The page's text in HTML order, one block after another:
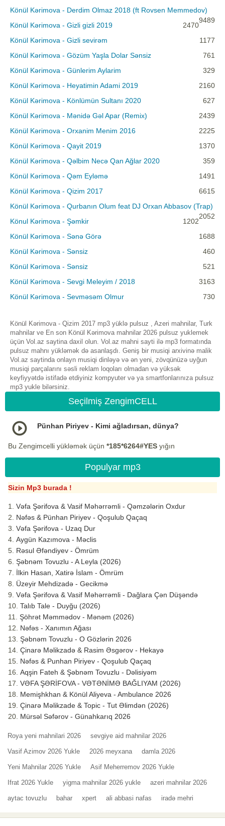
Könül Kərimova - Derdim Olmaz 2018 (ft Rovsen Memmedov)
9489
Könül Kərimova - Gizli gizli 2019
2470
Könül Kərimova - Gizli sevirəm
1177
Könül Kərimova - Gözüm Yaşla Dolar Sənsiz
761
Könül Kərimova - Günlerim Aylarim
329
Könül Kərimova - Heyatimin Adami 2019
2160
Könül Kərimova - Könlümün Sultanı 2020
627
Könül Kərimova - Mənidə Gəl Apar (Remix)
2439
Könül Kərimova - Orxanim Menim 2016
2225
Könül Kərimova - Qayit 2019
1370
Könül Kərimova - Qəlbim Necə Qan Ağlar 2020
359
Könül Kərimova - Qəm Eyləmə
1491
Könül Kərimova - Qizim 2017
6615
Könül Kərimova - Qurbanın Olum feat DJ Orxan Abbasov (Trap)
2052
Könul Kərimova - Şəmkir
1202
Könül Kərimova - Sənə Görə
1688
Könül Kərimova - Sənsiz
460
Könül Kərimova - Sənsiz
521
Könül Kərimova - Sevgi Meleyim / 2018
3163
Könül Kərimova - Sevməsəm Olmur
730
Könül Kərimova - Qizim 2017 mp3 yüklə pulsuz , Azeri mahnilar, Turk
mahnilar ve En son Könül Kərimova mahnilar 2026 pulsuz yuklemek
üçün Vol.az saytina daxil olun. Vol.az mahni sayti ilə mp3 formatında
pulsuz mahnı yükləmək də asanlaşdı. Geniş bir musiqi arxivinə malik
Vol.az saytinda onlayn musiqi dinləyə və ən yeni, zövqünüzə uyğun
musiqi parçalarını səsli reklam loqoları olmadan və yüksək
keyfiyyətdə istifadə etdiyiniz kompyuter və ya smartfonlarınıza pulsuz
mp3 yukle bilərsiniz.
Seçilmiş ZengimCELL
Pünhan Piriyev - Kimi ağladırsan, dünya?
Bu Zengimcelli yükləmək üçün *185*6264#YES yığın
Populyar mp3
Sizin Mp3 burada !
Vəfa Şərifova & Vasif Məhərrəmli - Qəmzələrin Oxdur
Nəfəs & Pünhan Piriyev - Qoşulub Qaçaq
Vəfa Şərifova - Uzaq Dur
Aygün Kazımova - Məclis
Rəsul Əfəndiyev - Ömrüm
Şəbnəm Tovuzlu - A Leyla (2026)
İlkin Hasan, Xatirə İslam - Ömrüm
Üzeyir Mehdizadə - Gecikmə
Vəfa Şərifova & Vasif Məhərrəmli - Dağlara Çən Düşəndə
Talıb Tale - Duyğu (2026)
Şöhrət Məmmədov - Mənəm (2026)
Nəfəs - Xanımın Ağası
Şəbnəm Tovuzlu - O Gözlərin 2026
Çinarə Məlikzadə & Rasim Əsgərov - Hekayə
Nəfəs & Punhan Piriyev - Qoşulub Qaçaq
Aqşin Fateh & Şəbnəm Tovuzlu - Dəlisiyəm
VƏFA ŞƏRİFOVA - VƏTƏNİMƏ BAĞLIYAM (2026)
Memişhkhan & Könül Aliyeva - Ambulance 2026
Çinarə Məlikzade & Topic - Tut Əlimdən (2026)
Mürsəl Səfərov - Günahkarıq 2026
Roya yeni mahnilari 2026 sevgiye aid mahnilar 2026
Vasif Azimov 2026 Yukle 2026 meyxana damla 2026
Yeni Mahnilar 2026 Yukle Asif Meherremov 2026 Yukle
Ifrat 2026 Yukle yigma mahnilar 2026 yukle azeri mahnilar 2026
aytac tovuzlu bahar xpert ali abbasi nafas iradə mehri